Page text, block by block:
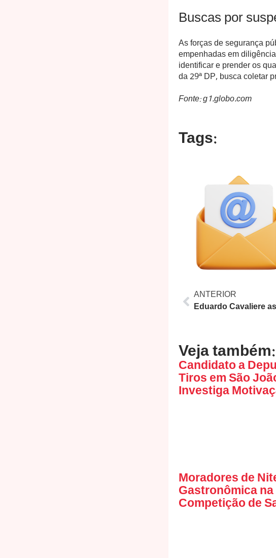
Buscas por
As forças de segurança
empenhadas em
identificar e prender os
da 29ª DP, busca coletar
Fonte: g1.globo.com
Tags:
ANTERIOR
Veja também:
Candidato a
Tiros em São
Investiga
Moradores de
Gastronômica
Competição de